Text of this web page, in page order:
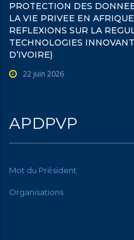
PROTECTION DES
LA VIE PRIVEE EN
REFLEXIONS SUR LA
TECHNOLOGIES
D’IVOIRE)
22 juin 2026
APDPVP
Mot du Président
Organisations